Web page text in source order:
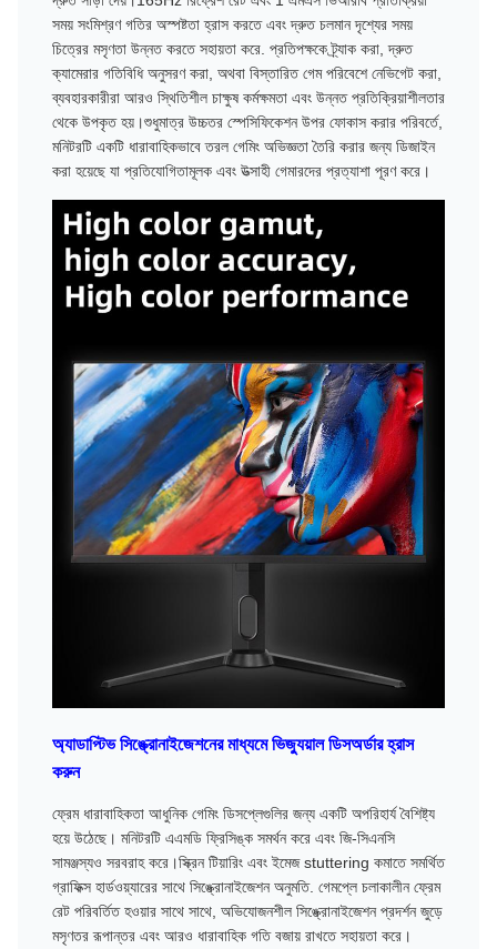
সময় সংমিশ্রণ গতির অস্পষ্টতা হ্রাস করতে এবং দ্রুত চলমান দৃশ্যের সময়
চিত্রের মসৃণতা উন্নত করতে সহায়তা করে. প্রতিপক্ষকে ট্র্যাক করা, দ্রুত
ক্যামেরার গতিবিধি অনুসরণ করা, অথবা বিস্তারিত গেম পরিবেশে নেভিগেট করা,
ব্যবহারকারীরা আরও স্থিতিশীল চাক্ষুষ কর্মক্ষমতা এবং উন্নত প্রতিক্রিয়াশীলতার
থেকে উপকৃত হয়।শুধুমাত্র উচ্চতর স্পেসিফিকেশন উপর ফোকাস করার পরিবর্তে,
মনিটরটি একটি ধারাবাহিকভাবে তরল গেমিং অভিজ্ঞতা তৈরি করার জন্য ডিজাইন
করা হয়েছে যা প্রতিযোগিতামূলক এবং উত্সাহী গেমারদের প্রত্যাশা পূরণ করে।
অ্যাডাপ্টিভ সিঙ্ক্রোনাইজেশনের মাধ্যমে ভিজ্যুয়াল ডিসঅর্ডার হ্রাস
করুন
ফ্রেম ধারাবাহিকতা আধুনিক গেমিং ডিসপ্লেগুলির জন্য একটি অপরিহার্য বৈশিষ্ট্য
হয়ে উঠেছে। মনিটরটি এএমডি ফ্রিসিঙ্ক সমর্থন করে এবং জি-সিএনসি
সামঞ্জস্যও সরবরাহ করে।স্ক্রিন টিয়ারিং এবং ইমেজ stuttering কমাতে সমর্থিত
গ্রাফিক্স হার্ডওয়্যারের সাথে সিঙ্ক্রোনাইজেশন অনুমতি. গেমপ্লে চলাকালীন ফ্রেম
রেট পরিবর্তিত হওয়ার সাথে সাথে, অভিযোজনশীল সিঙ্ক্রোনাইজেশন প্রদর্শন জুড়ে
মসৃণতর রূপান্তর এবং আরও ধারাবাহিক গতি বজায় রাখতে সহায়তা করে।